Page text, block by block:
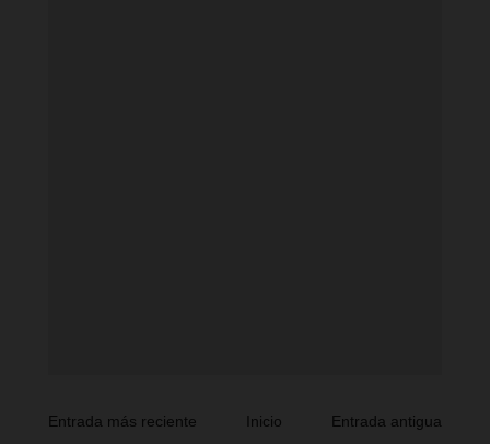
Entrada más reciente Entrada antigua
Inicio